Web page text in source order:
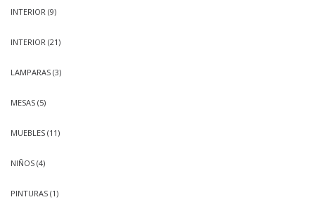
INTERIOR (9)
INTERIOR (21)
LAMPARAS (3)
MESAS (5)
MUEBLES (11)
NIÑOS (4)
PINTURAS (1)